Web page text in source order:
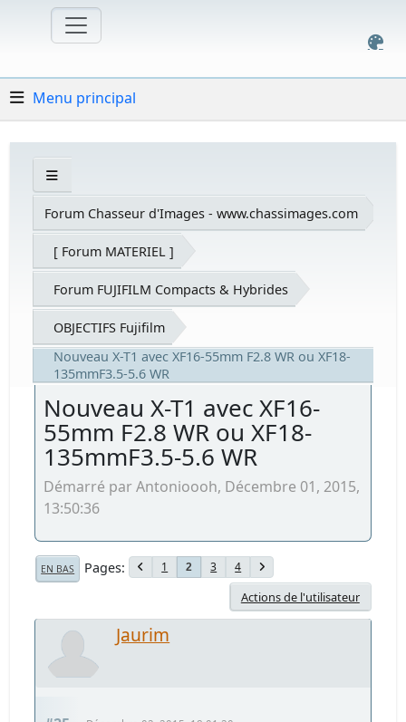
Menu principal
Forum Chasseur d'Images - www.chassimages.com
[ Forum MATERIEL ]
Forum FUJIFILM Compacts & Hybrides
OBJECTIFS Fujifilm
Nouveau X-T1 avec XF16-55mm F2.8 WR ou XF18-
135mmF3.5-5.6 WR
Nouveau X-T1 avec XF16-
55mm F2.8 WR ou XF18-
135mmF3.5-5.6 WR
Démarré par Antonioooh, Décembre 01, 2015,
13:50:36
EN BAS Pages 1 2 3 4
Actions de l'utilisateur
Jaurim